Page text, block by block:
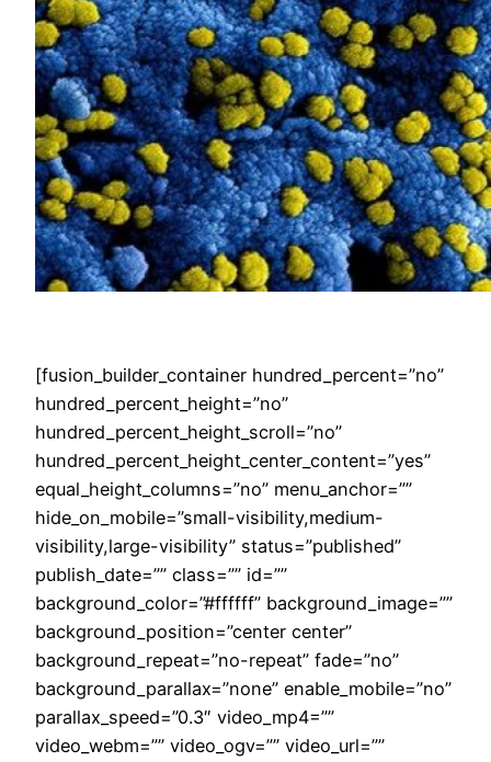
[fusion_builder_container hundred_percent=”no”
hundred_percent_height=”no”
hundred_percent_height_scroll=”no”
hundred_percent_height_center_content=”yes”
equal_height_columns=”no” menu_anchor=””
hide_on_mobile=”small-visibility,medium-
visibility,large-visibility” status=”published”
publish_date=”” class=”” id=””
background_color=”#ffffff” background_image=””
background_position=”center center”
background_repeat=”no-repeat” fade=”no”
background_parallax=”none” enable_mobile=”no”
parallax_speed=”0.3″ video_mp4=””
video_webm=”” video_ogv=”” video_url=””